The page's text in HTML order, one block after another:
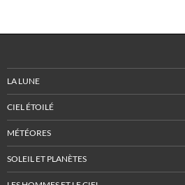
LA LUNE
CIEL ÉTOILÉ
MÉTÉORES
SOLEIL ET PLANÈTES